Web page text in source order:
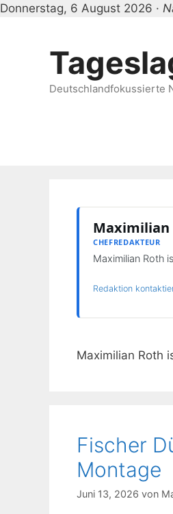
Donnerstag, 6 August 2026 ·
Deutschlandfokussierte
Maximilian
CHEFREDAKTEUR
Maximilian Roth
Redaktion
Maximilian Roth
Fischer
Montage
Juni 13, 2026 von